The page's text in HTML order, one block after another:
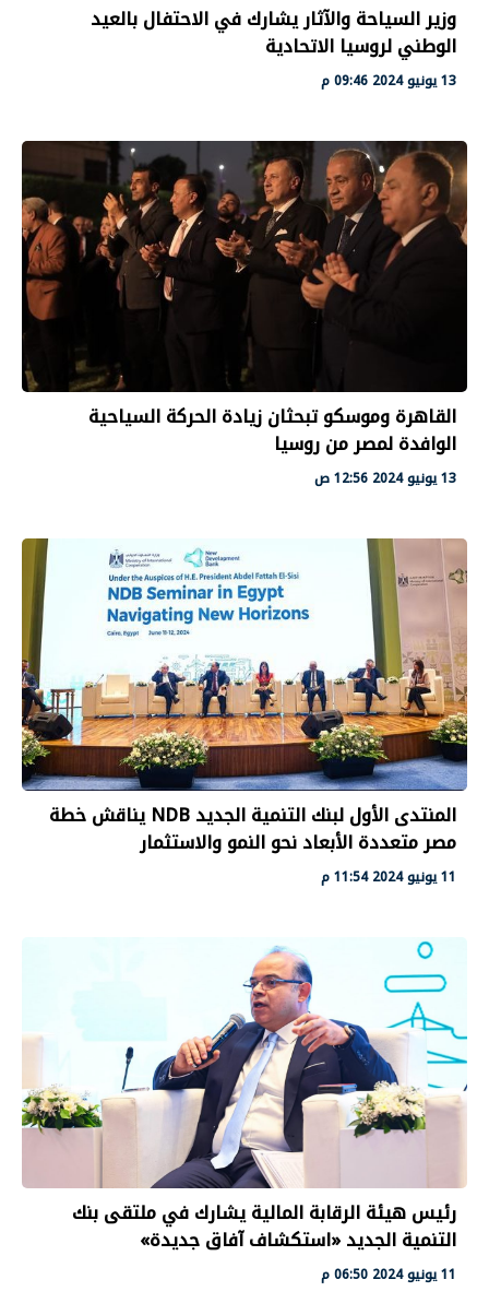
وزير السياحة والآثار يشارك في الاحتفال بالعيد
الوطني لروسيا الاتحادية
13 يونيو 2024 09:46 م
القاهرة وموسكو تبحثان زيادة الحركة السياحية
الوافدة لمصر من روسيا
13 يونيو 2024 12:56 ص
المنتدى الأول لبنك التنمية الجديد NDB يناقش خطة
مصر متعددة الأبعاد نحو النمو والاستثمار
11 يونيو 2024 11:54 م
رئيس هيئة الرقابة المالية يشارك في ملتقى بنك
التنمية الجديد «استكشاف آفاق جديدة»
11 يونيو 2024 06:50 م